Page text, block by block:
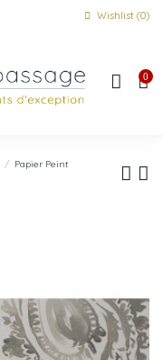
Wishlist (0)
0
Papier Peint